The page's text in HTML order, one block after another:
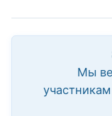
Мы